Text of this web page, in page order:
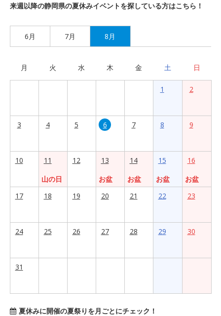
来週以降の静岡県の夏休みイベントを探している方はこちら！
6月 7月 8月
月 火 水 木 金 土 日
1 2
3 4 5 6 7 8 9
10
11
山の日
12
13
お盆
14
お盆
15
お盆
16
お盆
17
18 19 20 21 22 23
24 25 26 27 28 29 30
31
夏休みに開催の夏祭りを月ごとにチェック！